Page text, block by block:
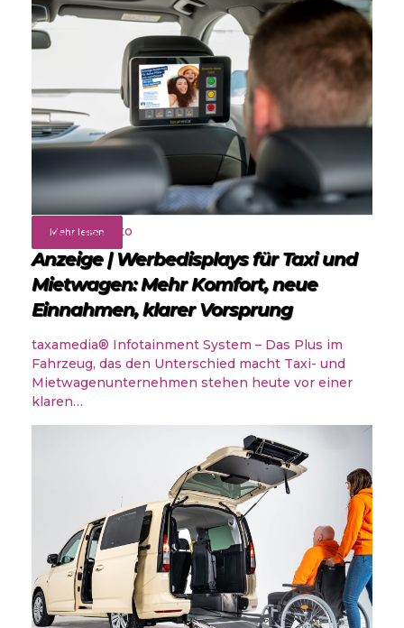
Mehr lesen
Rund ums Auto
Anzeige | Werbedisplays für Taxi und
Mietwagen: Mehr Komfort, neue
Einnahmen, klarer Vorsprung
taxamedia® Infotainment System – Das Plus im
Fahrzeug, das den Unterschied macht Taxi- und
Mietwagenunternehmen stehen heute vor einer
klaren…